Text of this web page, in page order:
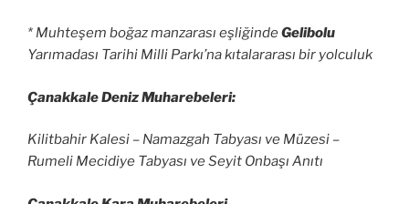
* Muhteşem boğaz manzarası eşliğindeGelibolu
Yarımadası Tarihi Milli Parkı’na kıtalararası bir yolculuk
Çanakkale Deniz Muharebeleri:
Kilitbahir Kalesi – Namazgah Tabyası ve Müzesi –
Rumeli Mecidiye Tabyası ve Seyit Onbaşı Anıtı